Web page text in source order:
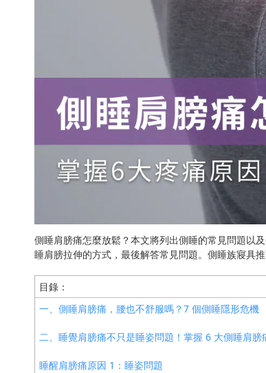
側睡肩膀痛怎麼放鬆？本文將列出側睡的常見問題以
睡肩膀拉伸的方式，最後解答常見問題。側睡族寢具
目錄：
一、側睡肩膀痛，腰也不舒服嗎？7 個側睡隱形危機
二、睡覺肩膀痛不只是睡姿問題！掌握 6 大側睡肩膀
睡醒肩膀痛原因 1：睡姿問題